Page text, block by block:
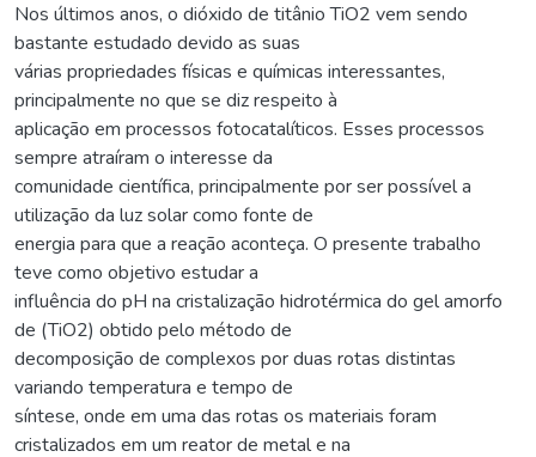
Nos últimos anos, o dióxido de titânio TiO2 vem sendo
bastante estudado devido as suas
várias propriedades físicas e químicas interessantes,
principalmente no que se diz respeito à
aplicação em processos fotocatalíticos. Esses processos
sempre atraíram o interesse da
comunidade científica, principalmente por ser possível a
utilização da luz solar como fonte de
energia para que a reação aconteça. O presente trabalho
teve como objetivo estudar a
influência do pH na cristalização hidrotérmica do gel amorfo
de (TiO2) obtido pelo método de
decomposição de complexos por duas rotas distintas
variando temperatura e tempo de
síntese, onde em uma das rotas os materiais foram
cristalizados em um reator de metal e na